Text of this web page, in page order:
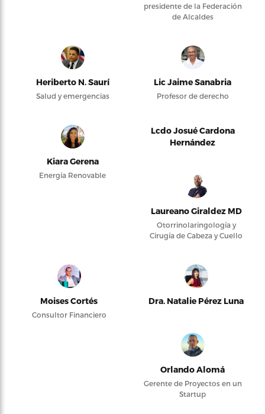
presidente de la Federación
de Alcaldes
Heriberto N. Saurí
Salud y emergencias
Lic Jaime Sanabria
Profesor de derecho
Kiara Gerena
Energía Renovable
Lcdo Josué Cardona
Hernández
Laureano Giraldez MD
Otorrinolaringología y
Cirugía de Cabeza y Cuello
Moises Cortés
Consultor Financiero
Dra. Natalie Pérez Luna
Orlando Alomá
Gerente de Proyectos en un
Startup